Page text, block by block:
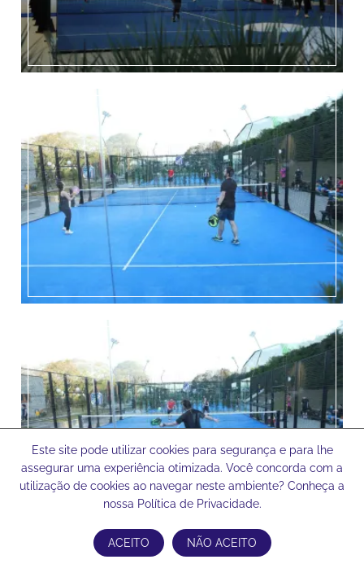
Este site pode utilizar cookies para segurança e para lhe
assegurar uma experiência otimizada. Você concorda com a
utilização de cookies ao navegar neste ambiente? Conheça a
nossa Política de Privacidade.
ACEITO NÃO ACEITO